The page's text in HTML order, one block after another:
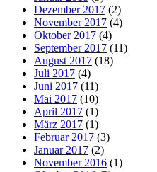
Dezember 2017 (2)
November 2017 (4)
Oktober 2017 (4)
September 2017 (11)
August 2017 (18)
Juli 2017 (4)
Juni 2017 (11)
Mai 2017 (10)
April 2017 (1)
März 2017 (1)
Februar 2017 (3)
Januar 2017 (2)
November 2016 (1)